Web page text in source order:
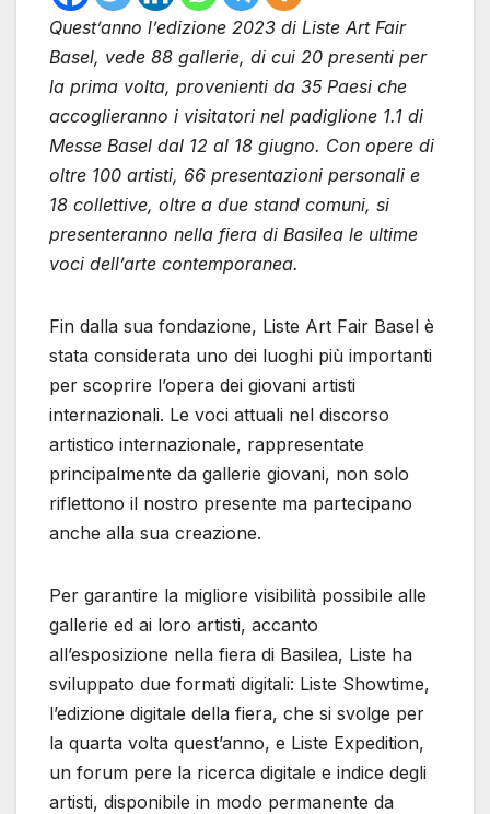
Quest’anno l’edizione 2023 di Liste Art Fair
Basel, vede 88 gallerie, di cui 20 presenti per
la prima volta, provenienti da 35 Paesi che
accoglieranno i visitatori nel padiglione 1.1 di
Messe Basel dal 12 al 18 giugno. Con opere di
oltre 100 artisti, 66 presentazioni personali e
18 collettive, oltre a due stand comuni, si
presenteranno nella fiera di Basilea le ultime
voci dell’arte contemporanea.
Fin dalla sua fondazione, Liste Art Fair Basel è
stata considerata uno dei luoghi più importanti
per scoprire l’opera dei giovani artisti
internazionali. Le voci attuali nel discorso
artistico internazionale, rappresentate
principalmente da gallerie giovani, non solo
riflettono il nostro presente ma partecipano
anche alla sua creazione.
Per garantire la migliore visibilità possibile alle
gallerie ed ai loro artisti, accanto
all’esposizione nella fiera di Basilea, Liste ha
sviluppato due formati digitali: Liste Showtime,
l’edizione digitale della fiera, che si svolge per
la quarta volta quest’anno, e Liste Expedition,
un forum pere la ricerca digitale e indice degli
artisti, disponibile in modo permanente da